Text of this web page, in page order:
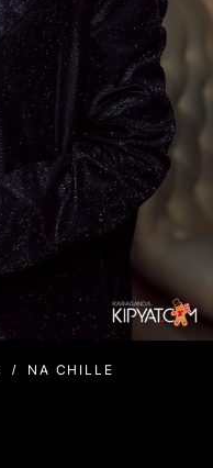
NA CHILLE